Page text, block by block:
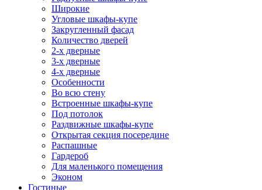
Широкие
Угловые шкафы-купе
Закругленный фасад
Количество дверей
2-х дверные
3-х дверные
4-х дверные
Особенности
Во всю стену
Встроенные шкафы-купе
Под потолок
Раздвижные шкафы-купе
Открытая секция посередине
Распашные
Гардероб
Для маленького помещения
Эконом
Гостиные